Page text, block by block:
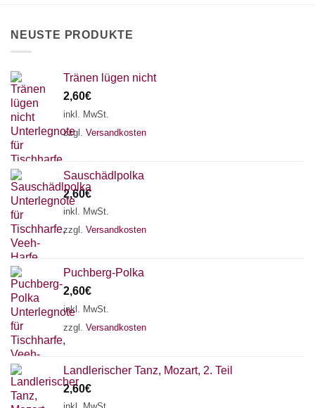
NEUSTE PRODUKTE
Tränen lügen nicht
2,60€
inkl. MwSt.
zzgl. Versandkosten
Sauschädlpolka
2,60€
inkl. MwSt.
zzgl. Versandkosten
Puchberg-Polka
2,60€
inkl. MwSt.
zzgl. Versandkosten
Landlerischer Tanz, Mozart, 2. Teil
2,60€